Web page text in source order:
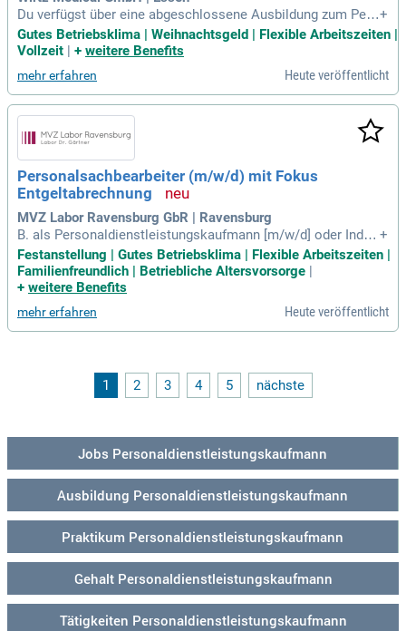
Du verfügst über eine abgeschlossene Ausbildung zum Pers
onaldienstleistungskaufmann (m/w/d) oder bringst bereits
einschlägige Berufserfahrung in der klassischen Zeitarbeit a
oder Personalberater
+
Gutes Betriebsklima | Weihnachtsgeld | Flexible Arbeitszeiten |
Vollzeit
+ weitere Benefits
mehr erfahren Heute veröffentlicht
Personalsachbearbeiter (m/w/d) mit Fokus
Entgeltabrechnung
MVZ Labor Ravensburg GbR | Ravensburg
B. als Personaldienstleistungskaufmann [m/w/d] oder Indus
triekaufmann [m/w/d]) oder ein entsprechendes Studium mi
t Schwerpunkt Personal. Zudem bringen Sie Berufserfahrung
in der Entgeltabrechnung sowie in der allgemeinen HR-Admi
+
Festanstellung | Gutes Betriebsklima | Flexible Arbeitszeiten |
Familienfreundlich | Betriebliche Altersvorsorge |
+ weitere Benefits
mehr erfahren Heute veröffentlicht
1 2 3 4 5 nächste
Jobs Personaldienstleistungskaufmann
Ausbildung Personaldienstleistungskaufmann
Praktikum Personaldienstleistungskaufmann
Gehalt Personaldienstleistungskaufmann
Tätigkeiten Personaldienstleistungskaufmann